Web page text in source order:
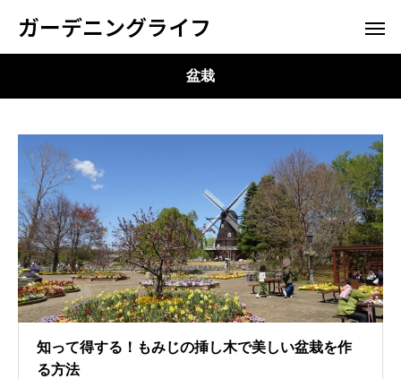
ガーデニングライフ
盆栽
知って得する！もみじの挿し木で美しい盆栽を作
る方法